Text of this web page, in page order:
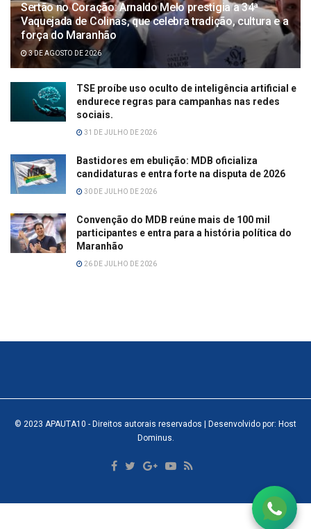
Sertão no Coração: Arnaldo Melo prestigia a 34ª
Vaquejada de Colinas, que celebra tradição, cultura e a
força do Maranhão
3 DE AGOSTO DE 2026
TSE proíbe uso oculto de inteligência artificial e
endurece regras para campanhas nas redes
sociais.
31 DE JULHO DE 2026
Bastidores em ebulição: MDB oficializa
candidaturas e entra forte na disputa de 2026
30 DE JULHO DE 2026
Convenção do MDB reúne mais de 100 mil
participantes e entra para a história política do
Maranhão
26 DE JULHO DE 2026
© 2023 APAUTA10 - Direitos autorais reservados | Desenvolvido por: Host
Dominus.